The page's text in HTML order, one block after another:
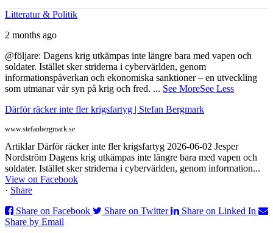
Litteratur & Politik
2 months ago
@följare: Dagens krig utkämpas inte längre bara med vapen och
soldater. Istället sker striderna i cybervärlden, genom
informationspåverkan och ekonomiska sanktioner – en utveckling
som utmanar vår syn på krig och fred. ... See MoreSee Less
Därför räcker inte fler krigsfartyg | Stefan Bergmark
www.stefanbergmark.se
Artiklar Därför räcker inte fler krigsfartyg 2026-06-02 Jesper
Nordström Dagens krig utkämpas inte längre bara med vapen och
soldater. Istället sker striderna i cybervärlden, genom information...
View on Facebook
· Share
Share on Facebook
Share on Twitter
Share on Linked In
Share by Email